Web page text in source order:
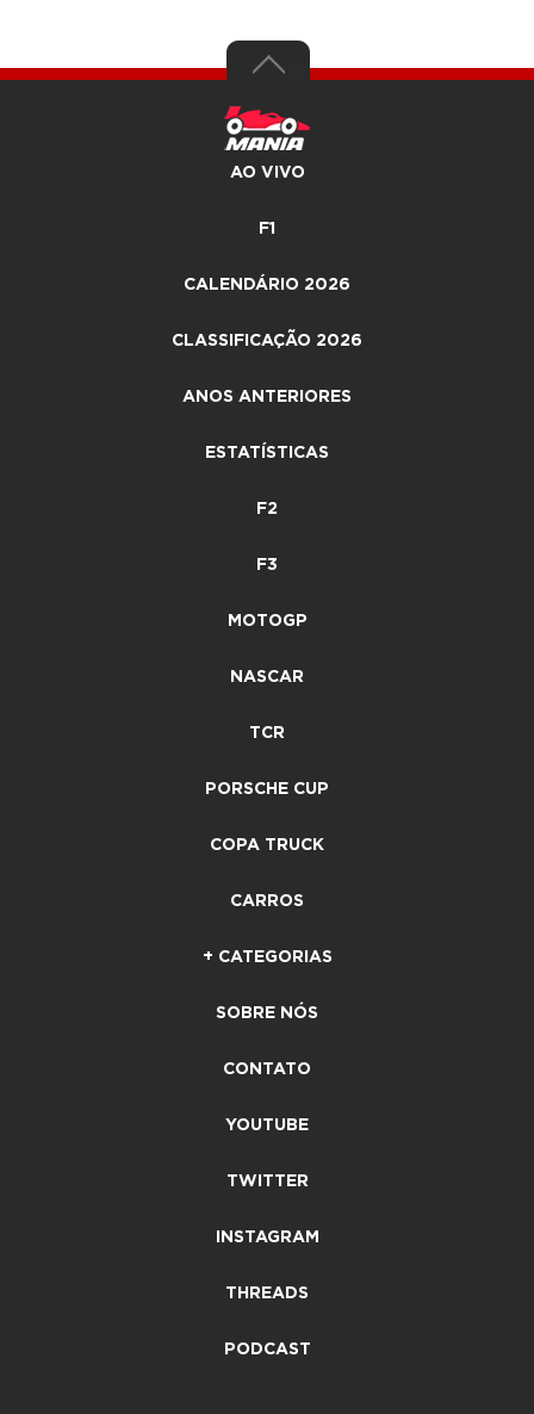
AO VIVO
F1
CALENDÁRIO 2026
CLASSIFICAÇÃO 2026
ANOS ANTERIORES
ESTATÍSTICAS
F2
F3
MOTOGP
NASCAR
TCR
PORSCHE CUP
COPA TRUCK
CARROS
+ CATEGORIAS
SOBRE NÓS
CONTATO
YOUTUBE
TWITTER
INSTAGRAM
THREADS
PODCAST